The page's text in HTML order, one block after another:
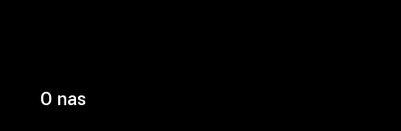
O nas